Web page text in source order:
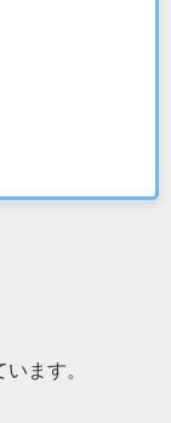
ます。